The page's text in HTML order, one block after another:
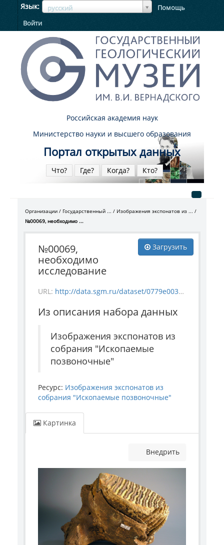
Язык русский
ЯзыкЯзык
Помощь
Войти
Российская академия наук
Министерство науки и высшего образования
Портал открытых данных
Что? Где? Когда? Кто?
Организации Государственный ...
Изображения экспонатов из ...
№00069, необходимо ...
Загрузить
№00069,
необходимо
исследование
URL: http://data.sgm.ru/dataset/0779e003-a6be-4363-bd84-0ae696d3d0ba/resource/971d3f17-abd8-4611-8e19-dd3471771e50/download/vertebrate_69.jpg
Из описания набора данных
Изображения экспонатов из
собрания "Ископаемые
позвоночные"
Ресурс: Изображения экспонатов из
собрания "Ископаемые позвоночные"
Картинка
Внедрить